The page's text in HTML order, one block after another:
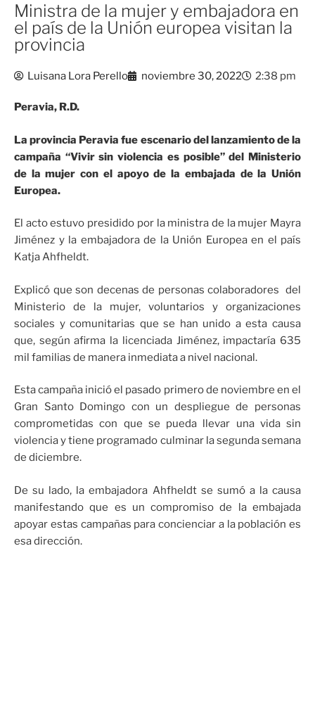
Ministra de la mujer y embajadora en
el país de la Unión europea visitan la
provincia
Luisana Lora Perello noviembre 30, 2022 2:38 pm
Peravia, R.D.
La provincia Peravia fue escenario del lanzamiento de la
campaña “Vivir sin violencia es posible” del Ministerio
de la mujer con el apoyo de la embajada de la Unión
Europea.
El acto estuvo presidido por la ministra de la mujer Mayra
Jiménez y la embajadora de la Unión Europea en el país
Katja Ahfheldt.
Explicó que son decenas de personas colaboradores del
Ministerio de la mujer, voluntarios y organizaciones
sociales y comunitarias que se han unido a esta causa
que, según afirma la licenciada Jiménez, impactaría 635
mil familias de manera inmediata a nivel nacional.
Esta campaña inició el pasado primero de noviembre en el
Gran Santo Domingo con un despliegue de personas
comprometidas con que se pueda llevar una vida sin
violencia y tiene programado culminar la segunda semana
de diciembre.
De su lado, la embajadora Ahfheldt se sumó a la causa
manifestando que es un compromiso de la embajada
apoyar estas campañas para concienciar a la población es
esa dirección.